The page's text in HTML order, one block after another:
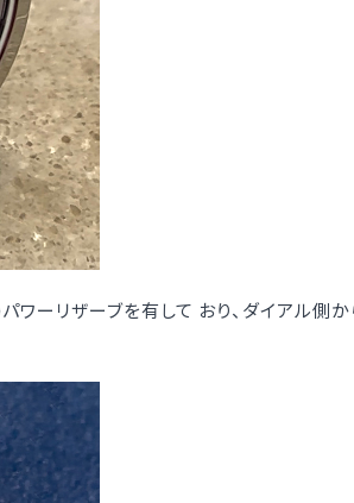
ーリザーブを有して おり、ダイアル側か